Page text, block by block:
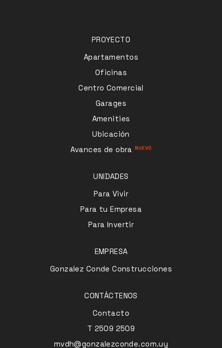
PROYECTO
Apartamentos
Oficinas
Centro Comercial
Garages
Amenities
Ubicación
Avances de obra
UNIDADES
Para Vivir
Para tu Empresa
Para Invertir
EMPRESA
Gonzalez Conde Construcciones
CONTÁCTENOS
Contacto
T 2509 2509
mvdh@gonzalezconde.com.uy